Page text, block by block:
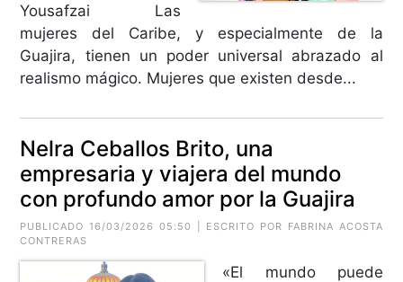
Yousafzai Las
mujeres del Caribe, y especialmente de la
Guajira, tienen un poder universal abrazado al
realismo mágico. Mujeres que existen desde...
Nelra Ceballos Brito, una
empresaria y viajera del mundo
con profundo amor por la Guajira
PUBLICADO 16/03/2026 05:50 | ESCRITO POR FABRINA ACOSTA
CONTRERAS
«El mundo puede